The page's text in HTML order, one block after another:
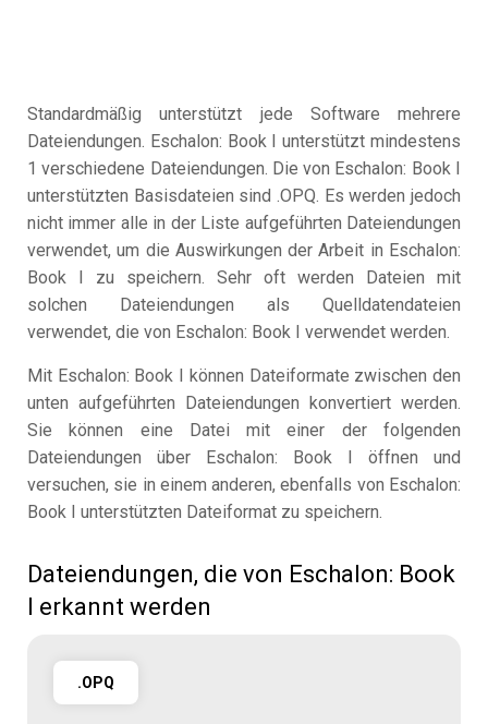
Standardmäßig unterstützt jede Software mehrere
Dateiendungen. Eschalon: Book I unterstützt mindestens
1 verschiedene Dateiendungen. Die von Eschalon: Book I
unterstützten Basisdateien sind .OPQ. Es werden jedoch
nicht immer alle in der Liste aufgeführten Dateiendungen
verwendet, um die Auswirkungen der Arbeit in Eschalon:
Book I zu speichern. Sehr oft werden Dateien mit
solchen Dateiendungen als Quelldatendateien
verwendet, die von Eschalon: Book I verwendet werden.
Mit Eschalon: Book I können Dateiformate zwischen den
unten aufgeführten Dateiendungen konvertiert werden.
Sie können eine Datei mit einer der folgenden
Dateiendungen über Eschalon: Book I öffnen und
versuchen, sie in einem anderen, ebenfalls von Eschalon:
Book I unterstützten Dateiformat zu speichern.
Dateiendungen, die von Eschalon: Book
I erkannt werden
.OPQ